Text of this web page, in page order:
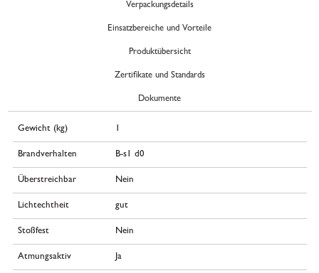
Verpackungsdetails
Einsatzbereiche und Vorteile
Produktübersicht
Zertifikate und Standards
Dokumente
Gewicht (kg) 1
Brandverhalten B-s1 d0
Überstreichbar Nein
Lichtechtheit gut
Stoßfest Nein
Atmungsaktiv Ja